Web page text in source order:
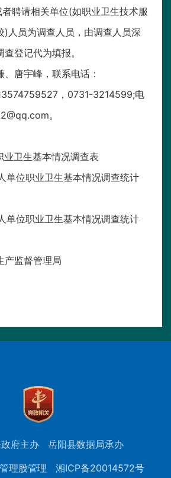
聘请相关单位(如职业卫生技术服
)人员为调查人员，由调查人员深
登记代为填报。
、唐宇峰，联系电话：
，0731-3214599;电
。
业卫生基本情况调查表
单位职业卫生基本情况调查统计
单位职业卫生基本情况调查统计
产监督管理局
府主办
岳阳县数据局承办
理股管理
湘ICP备20014572号